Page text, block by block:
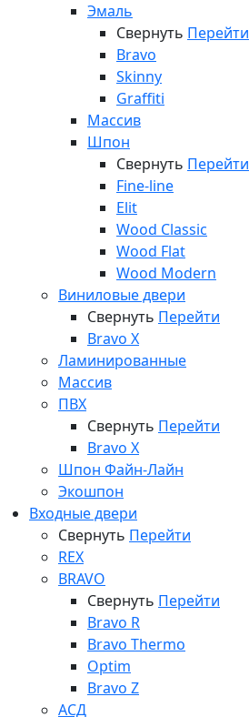
Эмаль
Свернуть Перейти
Bravo
Skinny
Graffiti
Массив
Шпон
Свернуть Перейти
Fine-line
Elit
Wood Classic
Wood Flat
Wood Modern
Виниловые двери
Свернуть Перейти
Bravo X
Ламинированные
Массив
ПВХ
Свернуть Перейти
Bravo X
Шпон Файн-Лайн
Экошпон
Входные двери
Свернуть Перейти
REX
BRAVO
Свернуть Перейти
Bravo R
Bravo Thermo
Optim
Bravo Z
АСД